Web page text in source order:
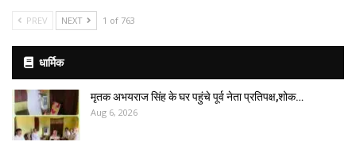
PREV NEXT 1 of 763
धार्मिक
मृतक अभयराज सिंह के घर पहुंचे पूर्व नेता प्रतिपक्ष,शोक…
Aug 6, 2026